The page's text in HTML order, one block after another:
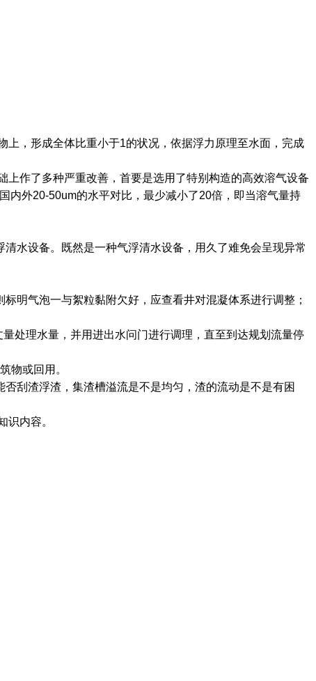
，形成全体比重小于1的状况，依据浮力原理至水面，完成
作了多种严重改善，首要是选用了特别构造的高效溶气设备
内外20-50um的水平对比，最少减小了20倍，即当溶气量持
水设备。既然是一种气浮清水设备，用久了难免会呈现异常
明气泡一与絮粒黏附欠好，应查看井对混凝体系进行调整；
处理水量，并用进出水问门进行调理，直至到达规划流量停
物或回用。
刮渣浮渣，集渣槽溢流是不是均匀，渣的流动是不是有困
内容。